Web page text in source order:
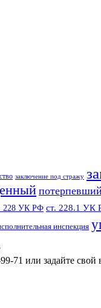
заключение под стражу
потерпевший
228 УК РФ ст. 228.1 УК
инспекция
71 или задайте свой